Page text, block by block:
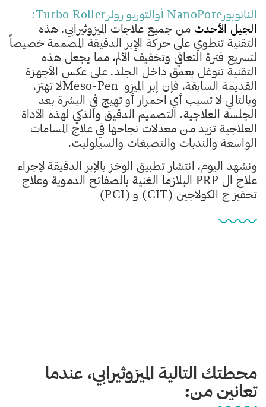
النانوبورNanoPore أوالتوربو رولرTurbo Roller:
الجيل الأحدث من جميع علاجات الميزوثيرابي. هذه
التقنية تنطوي على حركة الإبر الدقيقة المصممة خصيصاً
لتسريع فترة التعافي وتخفيف الألم، مما يجعل هذه
التقنية تتوغل بعمق داخل الجلد. على عكس الأجهزة
القديمة السابقة، فإن إبر الميزو Meso-Penلا تهتز،
وبالتالي لا تسبب أي احمرار أو تهيج في البشرة بعد
الجلسة العلاجية. التصميم الدقيق والذكي لهذه الأداة
العلاجية تزيد من معدلات نجاحها في علاج المسامات
الواسعة والندبات والتصبغات والسيلوليت.
ونشهد اليوم، انتشار تطبيق الوخز بالإبر الدقيقة لإجراء
علاج ال PRP البلازما الغنية بالصفائح الدموية وعلاج
تحفيز ج الكولاجين (CIT) و (PCI)
محطتك التالية الميزوثيرابي، عندما
تعانين من: